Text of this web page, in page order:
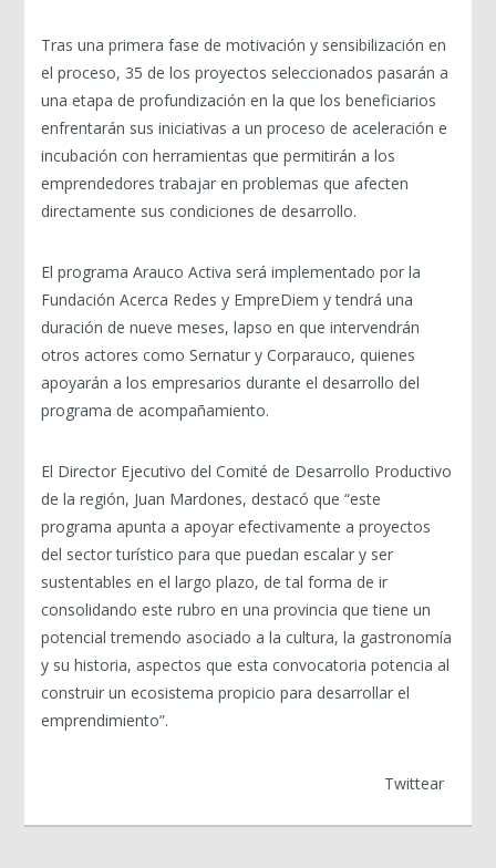
Tras una primera fase de motivación y sensibilización en
el proceso, 35 de los proyectos seleccionados pasarán a
una etapa de profundización en la que los beneficiarios
enfrentarán sus iniciativas a un proceso de aceleración e
incubación con herramientas que permitirán a los
emprendedores trabajar en problemas que afecten
directamente sus condiciones de desarrollo.
El programa Arauco Activa será implementado por la
Fundación Acerca Redes y EmpreDiem y tendrá una
duración de nueve meses, lapso en que intervendrán
otros actores como Sernatur y Corparauco, quienes
apoyarán a los empresarios durante el desarrollo del
programa de acompañamiento.
El Director Ejecutivo del Comité de Desarrollo Productivo
de la región, Juan Mardones, destacó que “este
programa apunta a apoyar efectivamente a proyectos
del sector turístico para que puedan escalar y ser
sustentables en el largo plazo, de tal forma de ir
consolidando este rubro en una provincia que tiene un
potencial tremendo asociado a la cultura, la gastronomía
y su historia, aspectos que esta convocatoria potencia al
construir un ecosistema propicio para desarrollar el
emprendimiento”.
Twittear